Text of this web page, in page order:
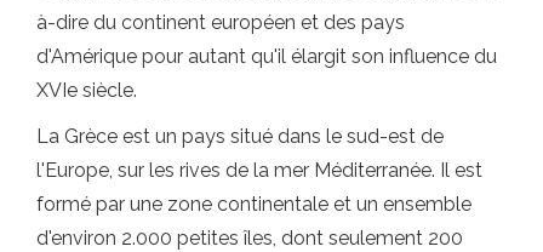
à-dire du continent européen et des pays
d'Amérique pour autant qu'il élargit son influence du
XVIe siècle.
La Grèce est un pays situé dans le sud-est de
l'Europe, sur les rives de la mer Méditerranée. Il est
formé par une zone continentale et un ensemble
d'environ 2.000 petites îles, dont seulement 200